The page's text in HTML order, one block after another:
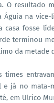
O resultado
na vice-
fosse
terminou
da metade
times
e já no mata-
em Ulrico